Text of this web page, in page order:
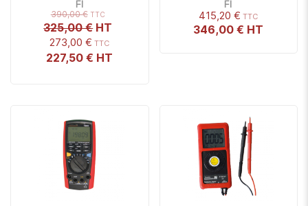
FI
273,00 €
227,50 €
390,00 €
325,00 €
FI
415,20 €
346,00 €